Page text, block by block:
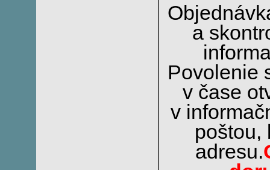
a
Povolenie
v čase
v
poštou,
adresu.